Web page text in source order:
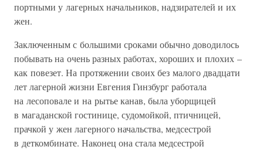
портными у лагерных начальников, надзирателей и их
жен.
Заключенным с большими сроками обычно доводилось
побывать на очень разных работах, хороших и плохих –
как повезет. На протяжении своих без малого двадцати
лет лагерной жизни Евгения Гинзбург работала
на лесоповале и на рытье канав, была уборщицей
в магаданской гостинице, судомойкой, птичницей,
прачкой у жен лагерного начальства, медсестрой
в деткомбинате. Наконец она стала медсестрой